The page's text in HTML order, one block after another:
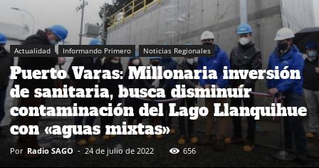
Actualidad Informando Primero Noticias Regionales
Puerto Varas: Millonaria inversión
de sanitaria, busca disminuír
contaminación del Lago Llanquihue
con «aguas mixtas»
Por Radio SAGO - 24 de julio de 2022 656